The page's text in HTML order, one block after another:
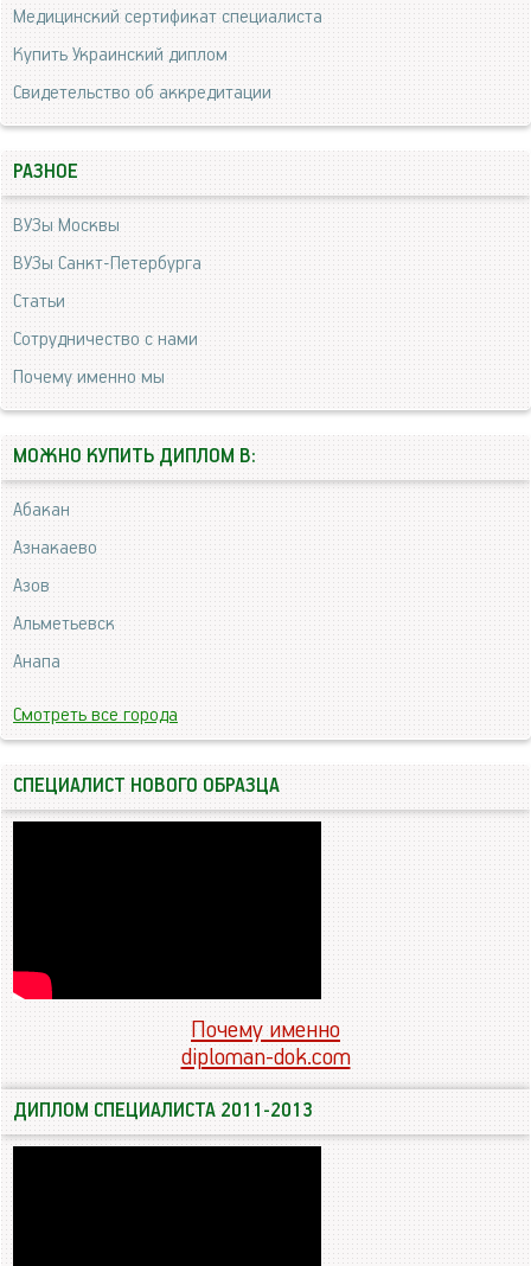
Медицинский сертификат специалиста
Купить Украинский диплом
Свидетельство об аккредитации
РАЗНОЕ
ВУЗы Москвы
ВУЗы Санкт-Петербурга
Статьи
Сотрудничество с нами
Почему именно мы
МОЖНО КУПИТЬ ДИПЛОМ В:
Абакан
Азнакаево
Азов
Альметьевск
Анапа
Смотреть все города
СПЕЦИАЛИСТ НОВОГО ОБРАЗЦА
Почему именно
diploman-dok.com
ДИПЛОМ СПЕЦИАЛИСТА 2011-2013